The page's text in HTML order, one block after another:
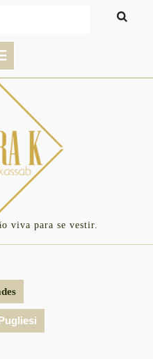
Button
viva para se vestir.